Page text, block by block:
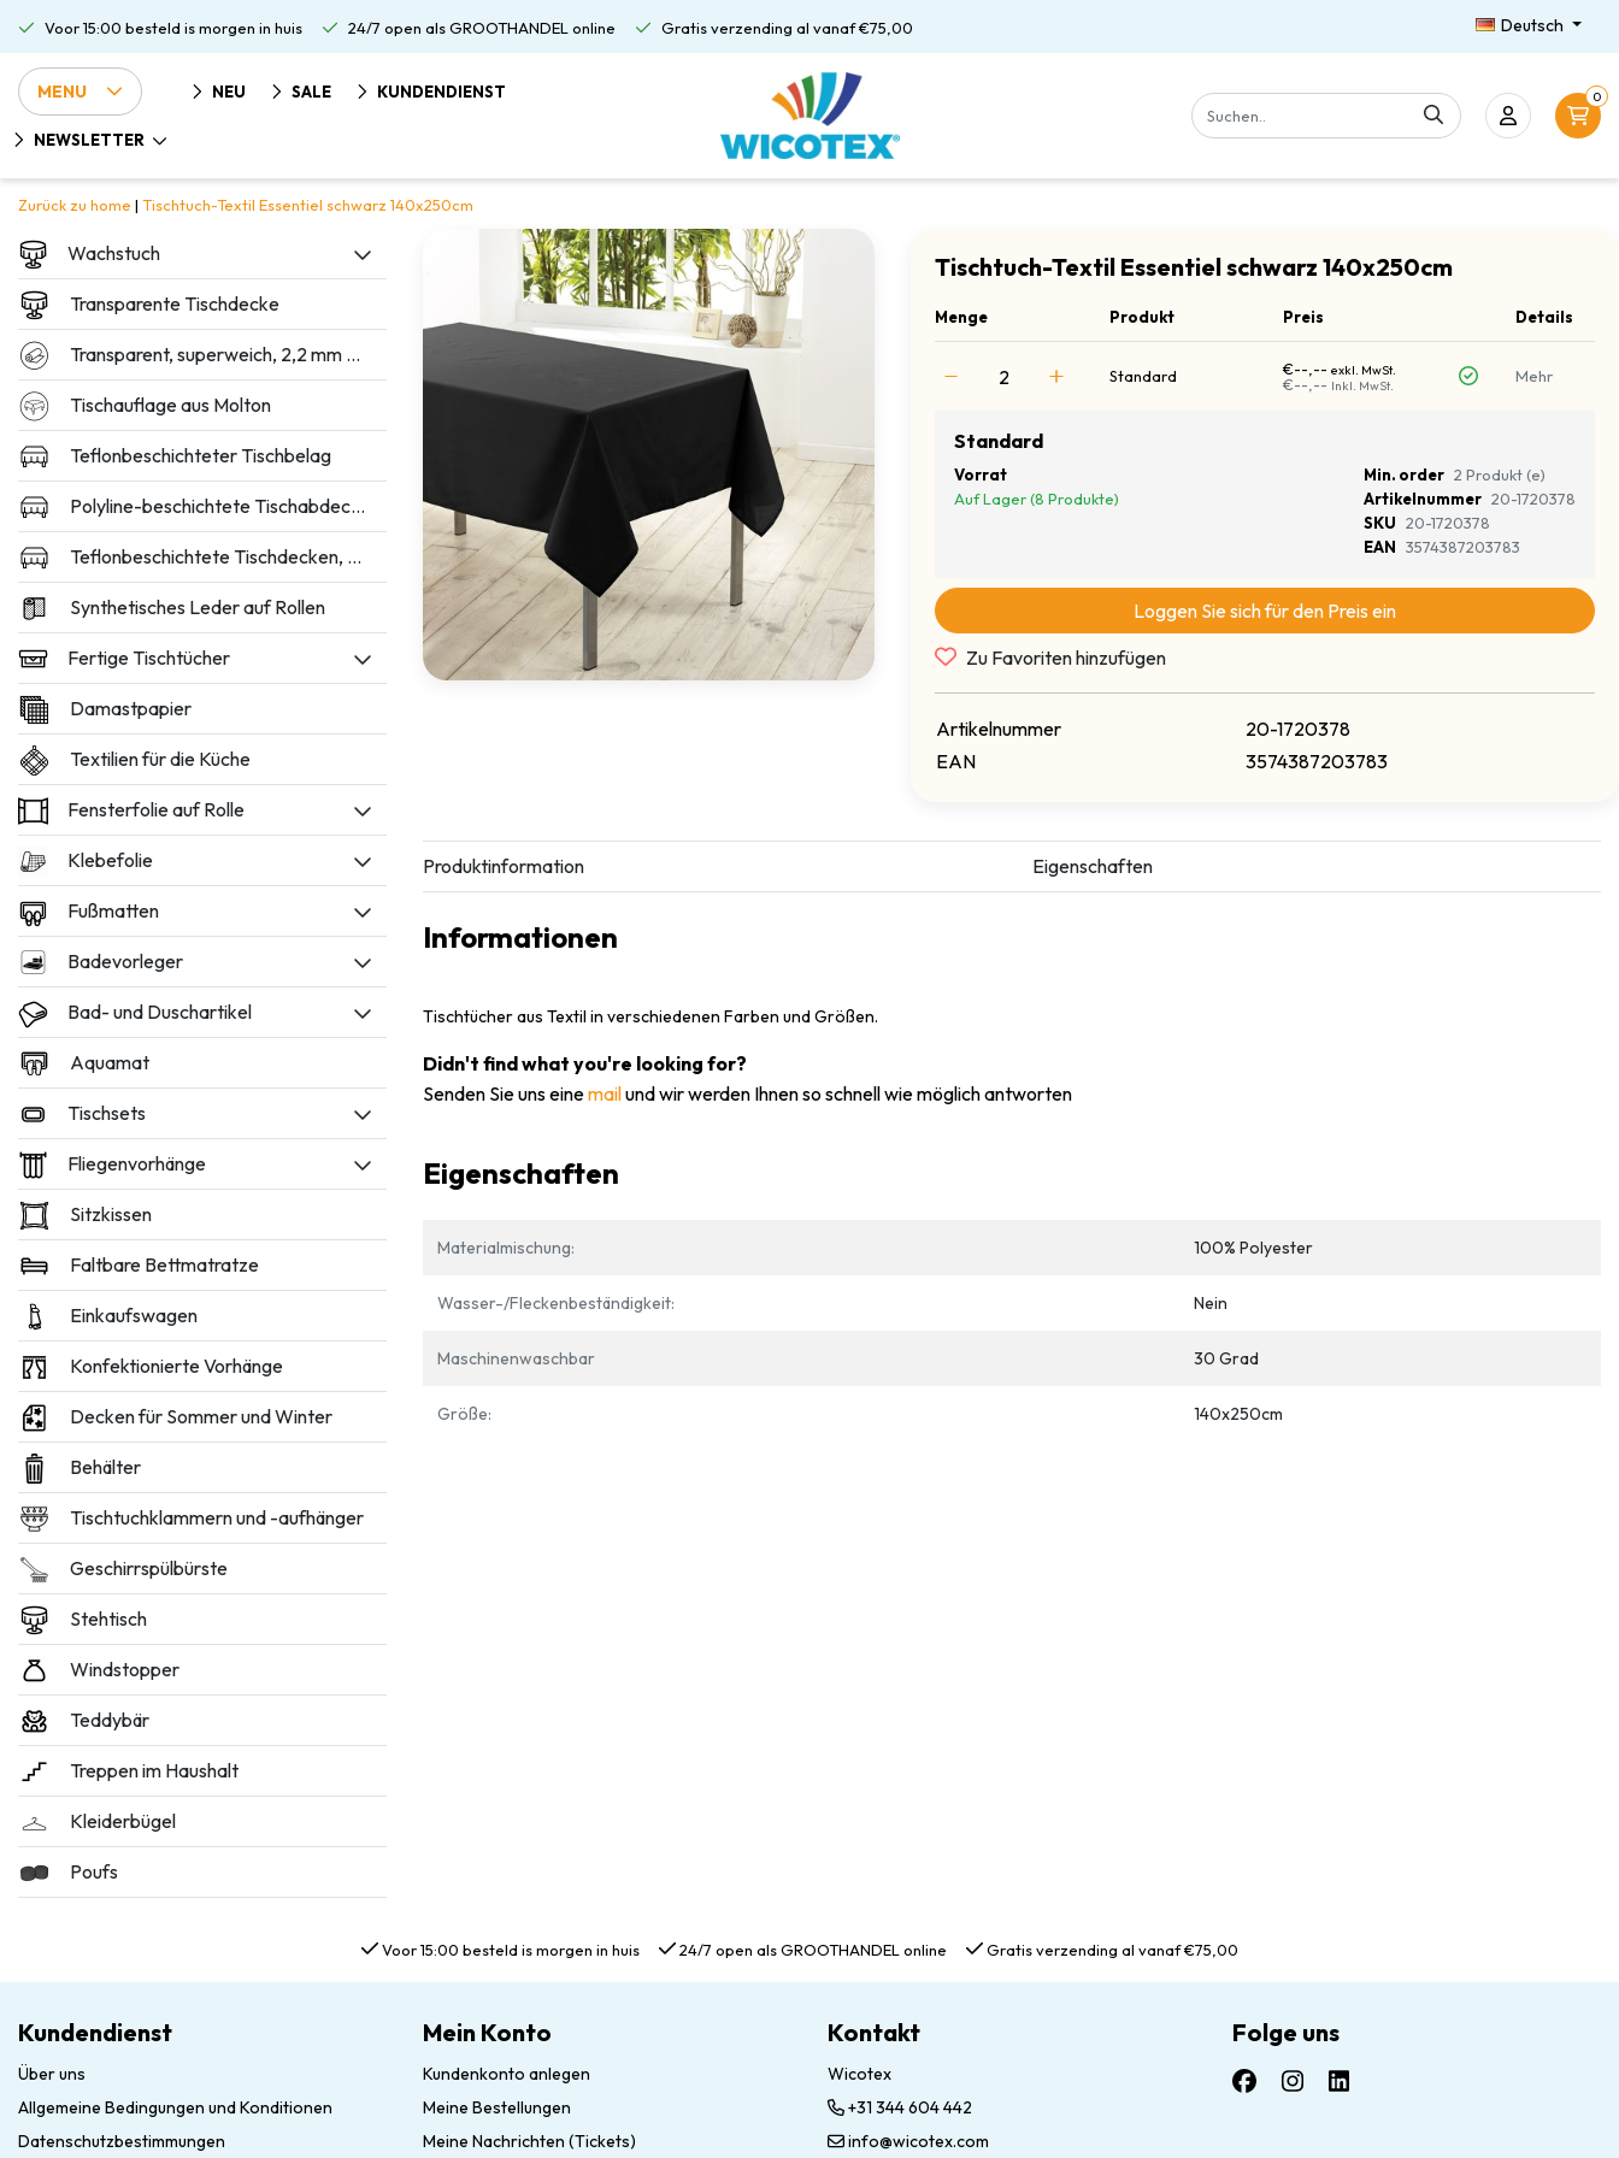
Voor 15:00 besteld is morgen in huis 24/7 open als GROOTHANDEL online Gratis verzending al vanaf €75,00 Deutsch
MENU NEU SALE KUNDENDIENST
NEWSLETTER
0
Zurück zu home | Tischtuch-Textil Essentiel schwarz 140x250cm
Wachstuch
Transparente Tischdecke
Transparent, superweich, 2,2 mm dick
Tischauflage aus Molton
Teflonbeschichteter Tischbelag
Polyline-beschichtete Tischabdeckung
Teflonbeschichtete Tischdecken, 160 und 180 cm breit
Synthetisches Leder auf Rollen
Fertige Tischtücher
Damastpapier
Textilien für die Küche
Fensterfolie auf Rolle
Klebefolie
Fußmatten
Badevorleger
Bad- und Duschartikel
Aquamat
Tischsets
Fliegenvorhänge
Sitzkissen
Faltbare Bettmatratze
Einkaufswagen
Konfektionierte Vorhänge
Decken für Sommer und Winter
Behälter
Tischtuchklammern und -aufhänger
Geschirrspülbürste
Stehtisch
Windstopper
Teddybär
Treppen im Haushalt
Kleiderbügel
Poufs
Tischtuch-Textil Essentiel schwarz 140x250cm
Menge Produkt Preis Details
Standard €--,-- exkl. MwSt.
€--,-- Inkl. MwSt. Mehr
Standard
Vorrat
Auf Lager (8 Produkte)
Min. order 2 Produkt (e)
Artikelnummer 20-1720378
SKU 20-1720378
EAN 3574387203783
Loggen Sie sich für den Preis ein
Zu Favoriten hinzufügen
Artikelnummer
20-1720378
EAN
3574387203783
Produktinformation Eigenschaften
Informationen
Tischtücher aus Textil in verschiedenen Farben und Größen.
Didn't find what you're looking for?
Senden Sie uns einemailund wir werden Ihnen so schnell wie möglich antworten
Eigenschaften
Materialmischung: 100% Polyester
Wasser-/Fleckenbeständigkeit: Nein
Maschinenwaschbar 30 Grad
Größe: 140x250cm
Voor 15:00 besteld is morgen in huis 24/7 open als GROOTHANDEL online Gratis verzending al vanaf €75,00
Kundendienst
Über uns
Allgemeine Bedingungen und Konditionen
Datenschutzbestimmungen
Mein Konto
Kundenkonto anlegen
Meine Bestellungen
Meine Nachrichten (Tickets)
Kontakt
Wicotex
+31 344 604 442
info@wicotex.com
Folge uns